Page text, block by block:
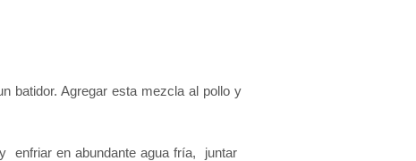
Agregar esta mezcla al pollo y
en abundante agua fría, juntar